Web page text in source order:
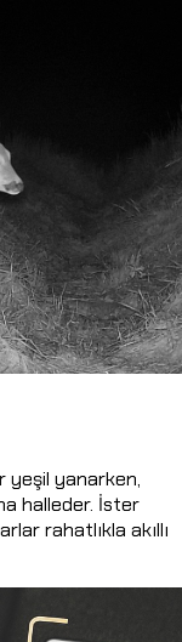
yeşil yanarken,
halleder. İster
rahatlıkla akıllı